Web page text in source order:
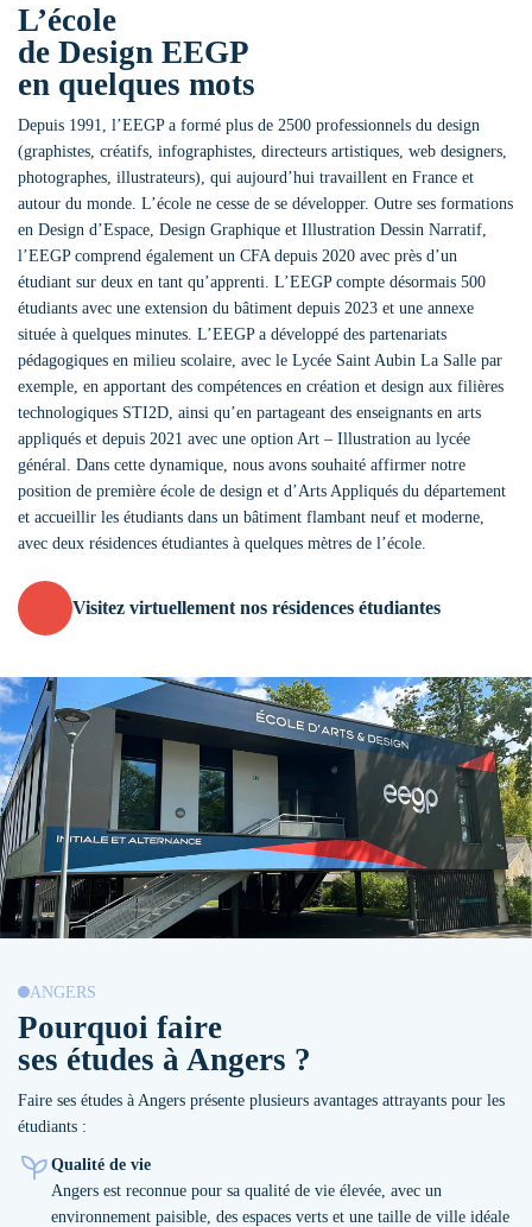
L’école
de Design EEGP
en quelques mots
Depuis 1991, l’EEGP a formé plus de 2500 professionnels du design
(graphistes, créatifs, infographistes, directeurs artistiques, web designers,
photographes, illustrateurs), qui aujourd’hui travaillent en France et
autour du monde. L’école ne cesse de se développer. Outre ses formations
en Design d’Espace, Design Graphique et Illustration Dessin Narratif,
l’EEGP comprend également un CFA depuis 2020 avec près d’un
étudiant sur deux en tant qu’apprenti. L’EEGP compte désormais 500
étudiants avec une extension du bâtiment depuis 2023 et une annexe
située à quelques minutes. L’EEGP a développé des partenariats
pédagogiques en milieu scolaire, avec le Lycée Saint Aubin La Salle par
exemple, en apportant des compétences en création et design aux filières
technologiques STI2D, ainsi qu’en partageant des enseignants en arts
appliqués et depuis 2021 avec une option Art – Illustration au lycée
général. Dans cette dynamique, nous avons souhaité affirmer notre
position de première école de design et d’Arts Appliqués du département
et accueillir les étudiants dans un bâtiment flambant neuf et moderne,
avec deux résidences étudiantes à quelques mètres de l’école.
Visitez virtuellement nos résidences étudiantes
ANGERS
Pourquoi faire
ses études à Angers ?
Faire ses études à Angers présente plusieurs avantages attrayants pour les
étudiants :
Qualité de vie
Angers est reconnue pour sa qualité de vie élevée, avec un
environnement paisible, des espaces verts et une taille de ville idéale